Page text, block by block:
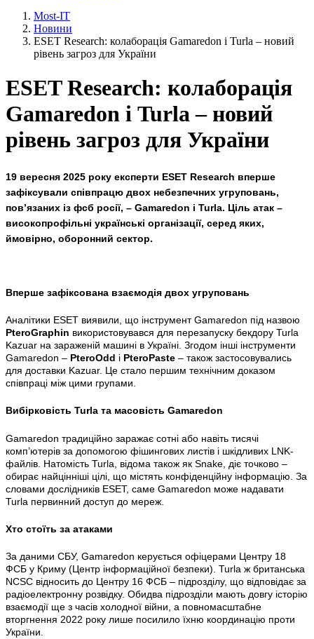
Most-IT
Новини
ESET Research: колаборація Gamaredon і Turla – новий
рівень загроз для України
ESET Research: колаборація
Gamaredon і Turla – новий
рівень загроз для України
19 вересня 2025 року експерти ESET Research вперше
зафіксували співпрацю двох небезпечних угруповань,
пов’язаних із фсб росії, – Gamaredon і Turla. Ціль атак –
високопрофільні українські організації, серед яких,
ймовірно, оборонний сектор.
Вперше зафіксована взаємодія двох угруповань
Аналітики ESET виявили, що інструмент Gamaredon під назвою
PteroGraphin використовувався для перезапуску бекдору Turla
Kazuar на зараженій машині в Україні. Згодом інші інструменти
Gamaredon – PteroOdd і PteroPaste – також застосовувались
для доставки Kazuar. Це стало першим технічним доказом
співпраці між цими групами.
Вибірковість Turla та масовість Gamaredon
Gamaredon традиційно заражає сотні або навіть тисячі
комп’ютерів за допомогою фішингових листів і шкідливих LNK-
файлів. Натомість Turla, відома також як Snake, діє точково –
обирає найцінніші цілі, що містять конфіденційну інформацію. За
словами дослідників ESET, саме Gamaredon може надавати
Turla первинний доступ до мереж.
Хто стоїть за атаками
За даними СБУ, Gamaredon керується офіцерами Центру 18
ФСБ у Криму (Центр інформаційної безпеки). Turla ж британська
NCSC відносить до Центру 16 ФСБ – підрозділу, що відповідає за
радіоелектронну розвідку. Обидва підрозділи мають довгу історію
взаємодії ще з часів холодної війни, а повномасштабне
вторгнення 2022 року лише посилило їхню координацію проти
України.